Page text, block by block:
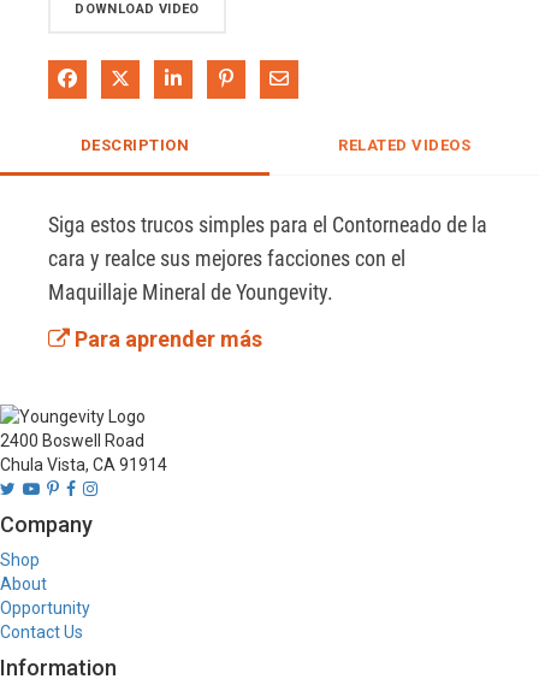
DOWNLOAD VIDEO
Share on Facebook
Share on XShare on LinkedIn
Pin on Pinterest
Share via Email
DESCRIPTION RELATED VIDEOS
Siga estos trucos simples para el Contorneado de la
cara y realce sus mejores facciones con el
Maquillaje Mineral de Youngevity.
Para aprender más
2400 Boswell Road
Chula Vista, CA 91914
Company
Shop
About
Opportunity
Contact Us
Information